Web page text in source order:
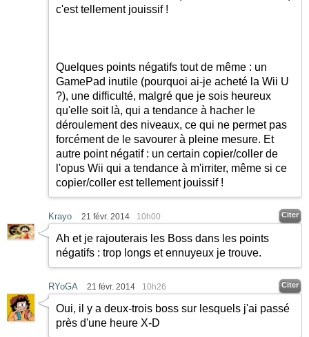
c'est tellement jouissif !
Quelques points négatifs tout de même : un
GamePad inutile (pourquoi ai-je acheté la Wii U
?), une difficulté, malgré que je sois heureux
qu'elle soit là, qui a tendance à hacher le
déroulement des niveaux, ce qui ne permet pas
forcément de le savourer à pleine mesure. Et
autre point négatif : un certain copier/coller de
l'opus Wii qui a tendance à m'irriter, même si ce
copier/coller est tellement jouissif !
Krayo 21 févr. 2014 10h00 Citer
Ah et je rajouterais les Boss dans les points
négatifs : trop longs et ennuyeux je trouve.
RYoGA 21 févr. 2014 10h26 Citer
Oui, il y a deux-trois boss sur lesquels j'ai passé
près d'une heure X-D